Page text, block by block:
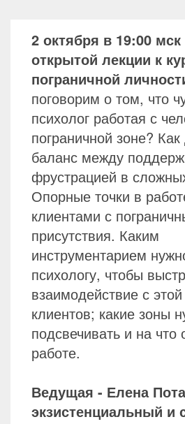
2 октября в 19:00 мск
открытой лекции к
пограничной
поговорим о том, что
психолог работая с
пограничной зоне?
баланс между
фрустрацией в
Опорные точки в
клиентами с
присутствия. Каким
инструментарием
психологу, чтобы
взаимодействие с этой
клиентов; какие зоны
подсвечивать и на что
работе.
Ведущая - Елена
экзистенциальный и